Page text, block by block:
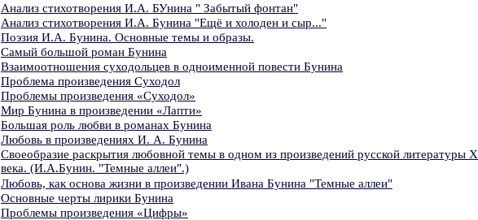
Анализ стихотворения И.А. БУнина " Забытый фонтан"
Анализ стихотворения И.А. Бунина "Ещё и холоден и сыр..."
Поэзия И.А. Бунина. Основные темы и образы.
Самый большой роман Бунина
Взаимоотношения суходольцев в одноименной повести Бунина
Проблема произведения Суходол
Проблемы произведения «Суходол»
Мир Бунина в произведении «Лапти»
Большая роль любви в романах Бунина
Любовь в произведениях И. А. Бунина
Своеобразие раскрытия любовной темы в одном из произведений русской литературы
века. (И.А.Бунин. "Темные аллеи".)
Любовь, как основа жизни в произведении Ивана Бунина "Темные аллеи"
Основные черты лирики Бунина
Проблемы произведения «Цифры»